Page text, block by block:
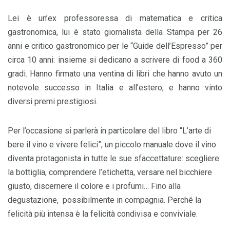
Lei è un’ex professoressa di matematica e critica
gastronomica, lui è stato giornalista della Stampa per 26
anni e critico gastronomico per le “Guide dell’Espresso” per
circa 10 anni: insieme si dedicano a scrivere di food a 360
gradi. Hanno firmato una ventina di libri che hanno avuto un
notevole successo in Italia e all’estero, e hanno vinto
diversi premi prestigiosi.
Per l’occasione si parlerà in particolare del libro “L’arte di
bere il vino e vivere felici”, un piccolo manuale dove il vino
diventa protagonista in tutte le sue sfaccettature: scegliere
la bottiglia, comprendere l’etichetta, versare nel bicchiere
giusto, discernere il colore e i profumi… Fino alla
degustazione, possibilmente in compagnia. Perché la
felicità più intensa è la felicità condivisa e conviviale.